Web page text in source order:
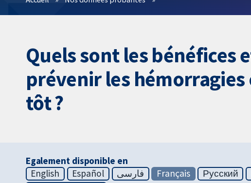
Quels sont les
prévenir les
tôt ?
Egalement disponible en
English
Español فارسی Français Русский